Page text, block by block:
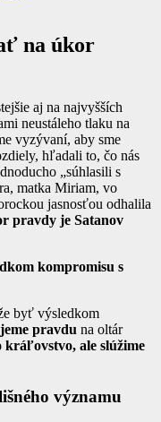
na úkor
aj na najvyšších
neustáleho tlaku na
vyzývaní, aby sme
hľadali to, čo nás
„súhlasili s
matka Miriam, vo
jasnosťou odhalila
pravdy je Satanov
kompromisu s
byť výsledkom
pravdu na oltár
kráľovstvo, ale slúžime
významu